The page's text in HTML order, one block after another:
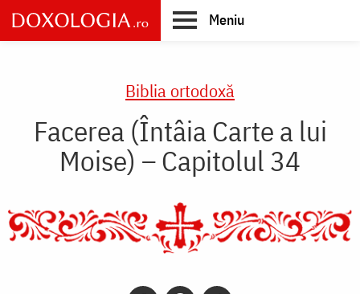
Skip
to
main
Meniu
Biblia ortodoxă
Facerea (Întâia Carte a lui
Moise) – Capitolul 34